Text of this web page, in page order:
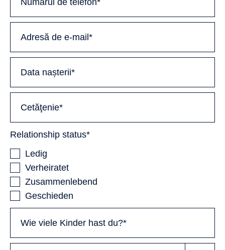
Relationship status*
Ledig
Verheiratet
Zusammenlebend
Geschieden